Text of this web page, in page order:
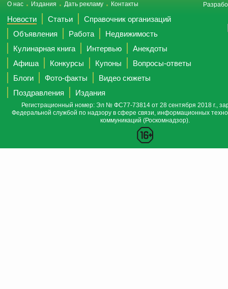
О нас Издания Дать рекламу Контакты
Новости Статьи
Справочник организаций
Объявления
Работа
Недвижимость
Кулинарная книга
Интервью
Анекдоты
Афиша
Конкурсы Купоны
Вопросы-ответы
Блоги
Фото-факты
Видео сюжеты
Поздравления
Издания
Регистрационный номер: Эл № ФС77-73814 от 28 сентября 2018 г.,
Федеральной службой по надзору в сфере связи, информационных
коммуникаций (Роскомнадзор).